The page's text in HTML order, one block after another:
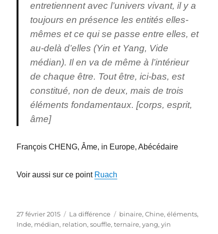
entretiennent avec l’univers vivant, il y a
toujours en présence les entités elles-
mêmes et ce qui se passe entre elles, et
au-delà d’elles (Yin et Yang, Vide
médian). Il en va de même à l’intérieur
de chaque être. Tout être, ici-bas, est
constitué, non de deux, mais de trois
éléments fondamentaux. [corps, esprit,
âme]
François CHENG, Âme, in Europe, Abécédaire
Voir aussi sur ce point Ruach
Publié
le
27 février 2015 Catégories
La différence Étiquettes
binaire,Chine,éléments,
Inde, médian, relation,souffle,ternaire,yang,yin